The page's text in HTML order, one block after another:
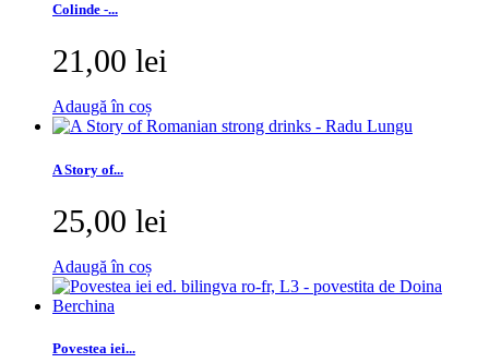
Colinde -...
21,00 lei
Adaugă în coș
A Story of...
25,00 lei
Adaugă în coș
Povestea iei...